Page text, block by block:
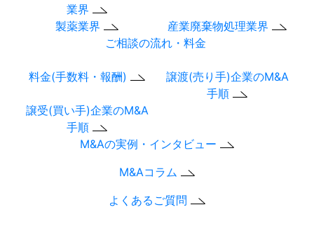
業界
製薬業界
産業廃棄物処理業界
ご相談の流れ・料金
料金(手数料・報酬)
譲渡(売り手)企業のM&A
手順
譲受(買い手)企業のM&A
手順
M&Aの実例・インタビュー
M&Aコラム
よくあるご質問